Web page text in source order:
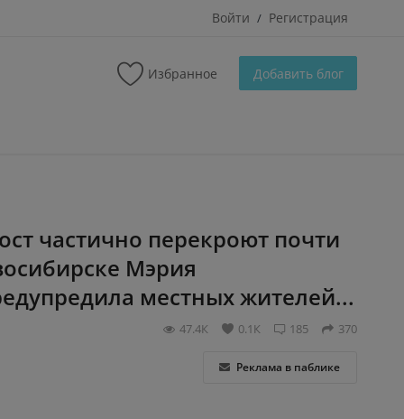
Войти / Регистрация
Избранное Добавить блог
частично перекроют почти
Мэрия
местных жителей...
370
185
0.1К
47.4К
Реклама в паблике